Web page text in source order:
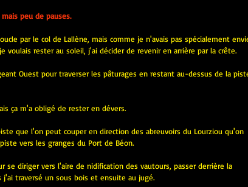
peu de pauses.
par le col de Lallène, mais comme je n'avais pas spécialement
voulais rester au soleil, j'ai décider de revenir en arrière par la crête.
Ouest pour traverser les pâturages en restant au-dessus de la
ça m'a obligé de rester en dévers.
que l'on peut couper en direction des abreuvoirs du Lourziou qu'on
vers les granges du Port de Béon.
se diriger vers l'aire de nidification des vautours, passer derrière la
traversé un sous bois et ensuite au jugé.